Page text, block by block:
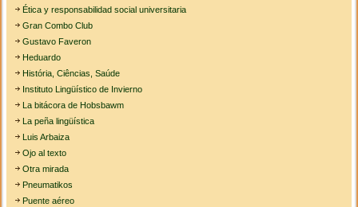
Ética y responsabilidad social universitaria
Gran Combo Club
Gustavo Faveron
Heduardo
História, Ciências, Saúde
Instituto Lingüístico de Invierno
La bitácora de Hobsbawm
La peña lingüística
Luis Arbaiza
Ojo al texto
Otra mirada
Pneumatikos
Puente aéreo